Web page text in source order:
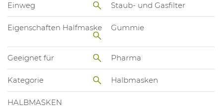
Einweg Staub- und Gasfilter
Eigenschaften Halfmaske Gummie
Geeignet für Pharma
Kategorie Halbmasken
HALBMASKEN